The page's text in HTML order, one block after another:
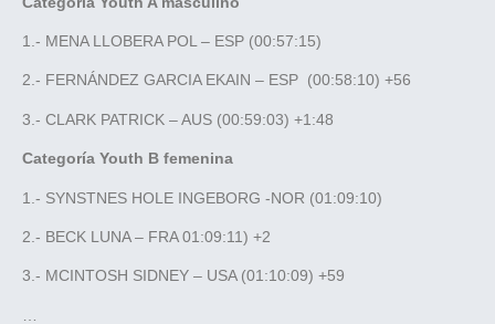
1.- MENA LLOBERA POL – ESP (00:57:15)
2.- FERNÁNDEZ GARCIA EKAIN – ESP (00:58:10) +56
3.- CLARK PATRICK – AUS (00:59:03) +1:48
Categoría Youth B femenina
1.- SYNSTNES HOLE INGEBORG -NOR (01:09:10)
2.- BECK LUNA – FRA 01:09:11) +2
3.- MCINTOSH SIDNEY – USA (01:10:09) +59